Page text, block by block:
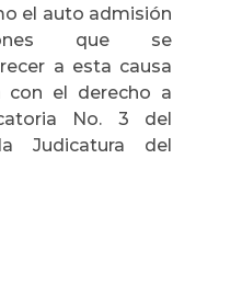
el auto admisión
que se
a esta causa
con el derecho a
No. 3 del
Judicatura del